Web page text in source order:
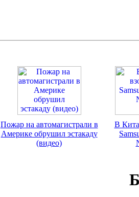
Пожар на автомагистрали в
Америке обрушил эстакаду
(видео)
В